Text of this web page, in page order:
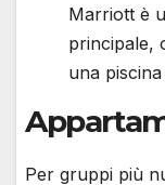
Marriott è
principale,
una
Per gruppi più